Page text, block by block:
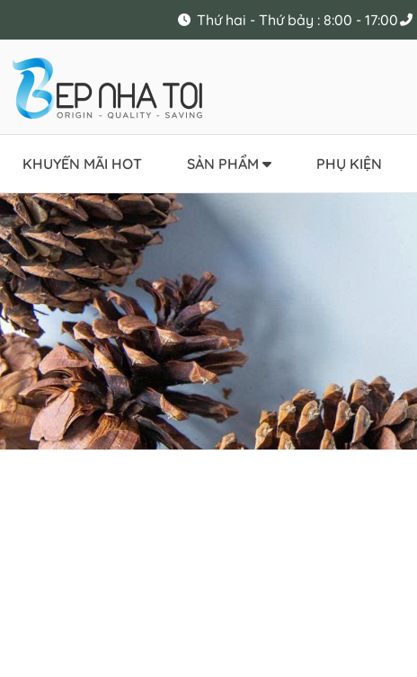
Thứ hai - Thứ bảy : 8:00 - 17:00
KHUYẾN MÃI HOT SẢN PHẨM PHỤ KIỆN